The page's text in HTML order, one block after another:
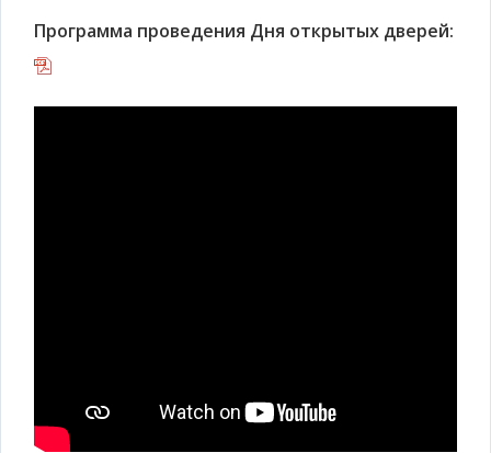
Программа проведения Дня открытых дверей: